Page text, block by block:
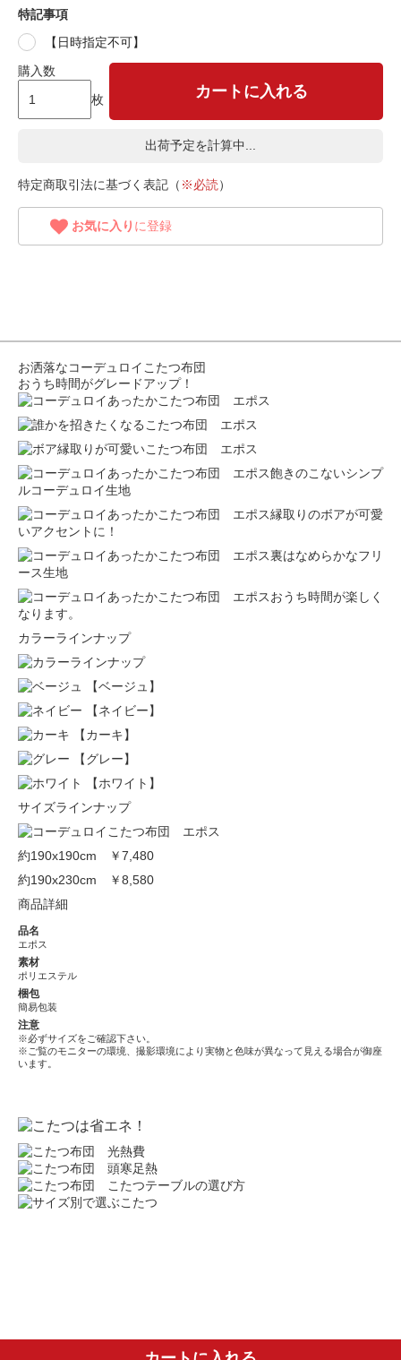
特記事項
【日時指定不可】
購入数
枚
カートに入れる
出荷予定を計算中...
特定商取引法に基づく表記（ ※必読）
お気に入り に登録
お洒落なコーデュロイこたつ布団
おうち時間がグレードアップ！
飽きのこないシンプ
ルコーデュロイ生地
縁取りのボアが可愛
いアクセントに！
裏はなめらかなフリ
ース生地
おうち時間が楽しく
なります。
カラーラインナップ
【ベージュ】
【ネイビー】
【カーキ】
【グレー】
【ホワイト】
サイズラインナップ
約190x190cm
￥7,480
約190x230cm
￥8,580
商品詳細
品名
エポス
素材
ポリエステル
梱包
簡易包装
注意
※必ずサイズをご確認下さい。
※ご覧のモニターの環境、撮影環境により実物と色味が異なって見える場合が御座
います。